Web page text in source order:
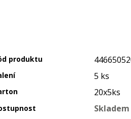
produktu
5 ks
20x5ks
Skladem